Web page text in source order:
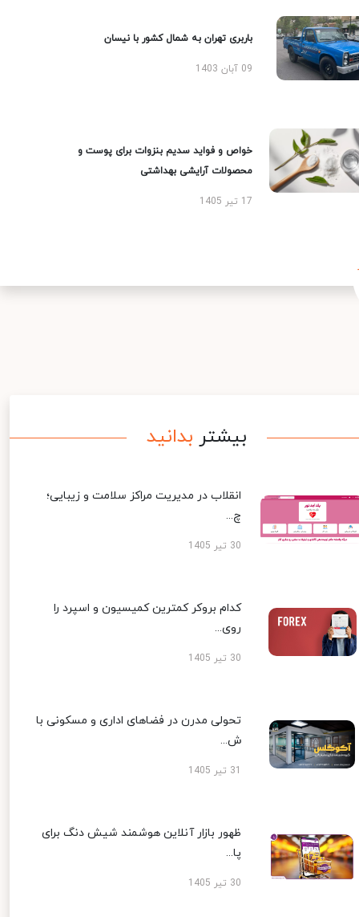
باربری تهران به شمال کشور با نیسان
09 آبان 1403
خواص و فواید سدیم بنزوات برای پوست و
محصولات آرایشی بهداشتی
17 تیر 1405
بیشتر بدانید
انقلاب در مدیریت مراکز سلامت و زیبایی؛
چ...
30 تیر 1405
کدام بروکر کمترین کمیسیون و اسپرد را
روی...
30 تیر 1405
تحولی مدرن در فضاهای اداری و مسکونی با
ش...
ظهور بازار آنلاین هوشمند شیش دنگ برای
پا...
30 تیر 1405